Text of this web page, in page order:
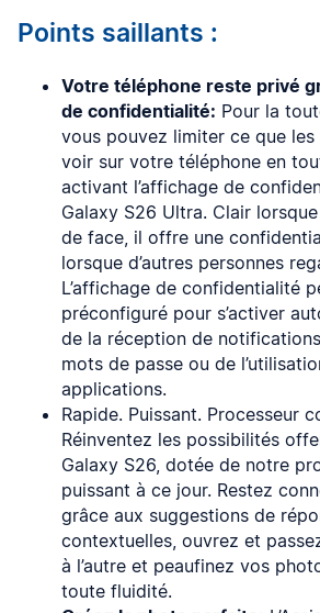
Points saillants :
Votre téléphone reste privé
de confidentialité: Pour la
vous pouvez limiter ce que les
voir sur votre téléphone en
activant l’affichage de
Galaxy S26 Ultra. Clair
de face, il offre une
lorsque d’autres personnes
L’affichage de confidentialité
préconfiguré pour s’activer
de la réception de
mots de passe ou de
applications.
Rapide. Puissant. Processeur
Réinventez les possibilités
Galaxy S26, dotée de notre
puissant à ce jour. Restez
grâce aux suggestions de
contextuelles, ouvrez et
à l’autre et peaufinez vos
toute fluidité.